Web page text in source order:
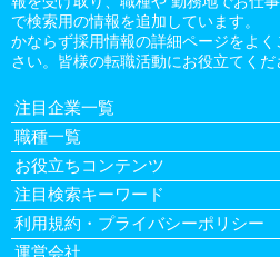
で検索用の情報を追加しています。
かならず採用情報の詳細ページをよ
さい。皆様の転職活動にお役立てくだ
注目企業一覧
職種一覧
お役立ちコンテンツ
注目検索キーワード
利用規約・プライバシーポリシー
運営会社